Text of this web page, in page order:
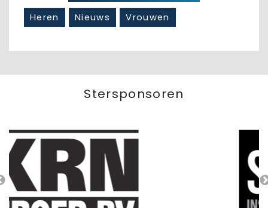
Heren Nieuws Vrouwen
Stersponsoren